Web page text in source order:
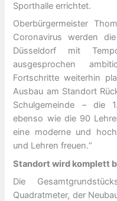
Sporthalle errichtet.
Oberbürgermeister
Coronavirus werden
Düsseldorf mit
ausgesprochen
Fortschritte weiterhin
Ausbau am Standort
Schulgemeinde – die
ebenso wie die 90
eine moderne und
und Lehren freuen.“
Standort wird komplett
Die
Quadratmeter, der